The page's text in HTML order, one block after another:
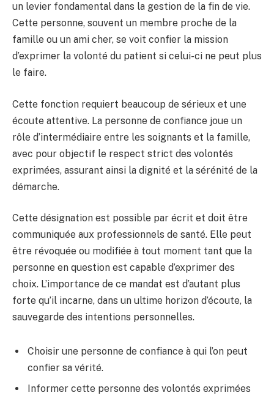
un levier fondamental dans la gestion de la fin de vie.
Cette personne, souvent un membre proche de la
famille ou un ami cher, se voit confier la mission
d’exprimer la volonté du patient si celui-ci ne peut plus
le faire.
Cette fonction requiert beaucoup de sérieux et une
écoute attentive. La personne de confiance joue un
rôle d’intermédiaire entre les soignants et la famille,
avec pour objectif le respect strict des volontés
exprimées, assurant ainsi la dignité et la sérénité de la
démarche.
Cette désignation est possible par écrit et doit être
communiquée aux professionnels de santé. Elle peut
être révoquée ou modifiée à tout moment tant que la
personne en question est capable d’exprimer des
choix. L’importance de ce mandat est d’autant plus
forte qu’il incarne, dans un ultime horizon d’écoute, la
sauvegarde des intentions personnelles.
Choisir une personne de confiance à qui l’on peut
confier sa vérité.
Informer cette personne des volontés exprimées